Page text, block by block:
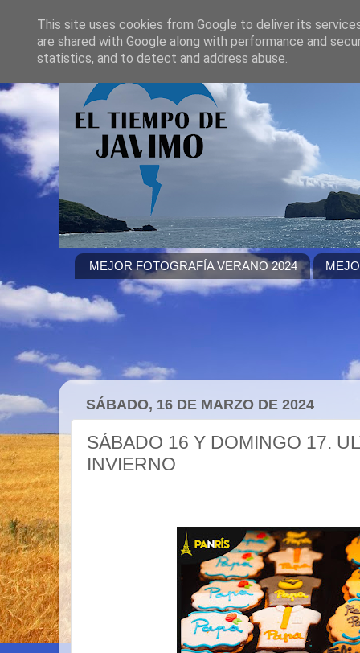
MEJOR FOTOGRAFÍA VERANO 2024
SÁBADO, 16 DE MARZO DE 2024
SÁBADO 16 Y DOMINGO 17.
INVIERNO
This site uses cookies from Google to deliver its
are shared with Google along with performance and
statistics, and to detect and address abuse.